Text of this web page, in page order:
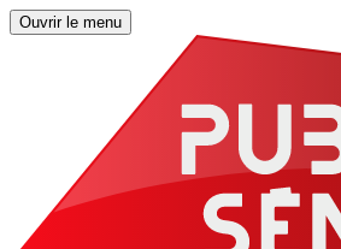
Ouvrir le menu